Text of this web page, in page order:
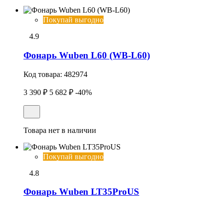
Покупай выгодно
4.9
Фонарь Wuben L60 (WB-L60)
Код товара: 482974
3 390 ₽ 5 682 ₽ -40%
Товара нет в наличии
Покупай выгодно
4.8
Фонарь Wuben LT35ProUS